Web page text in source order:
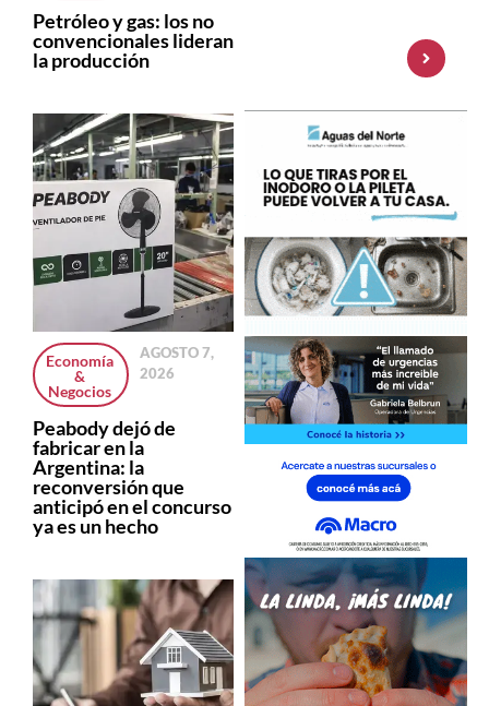
Petróleo y gas: los no
convencionales lideran
la producción
Economía
&
Negocios
AGOSTO 7,
2026
Peabody dejó de
fabricar en la
Argentina: la
reconversión que
anticipó en el concurso
ya es un hecho